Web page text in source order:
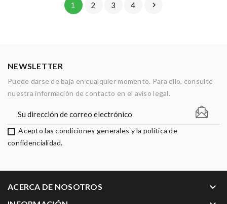
1 2 3 4 
NEWSLETTER
Puede darse de baja en cualquier momento. Para ello, consulte
nuestra información de contacto en el aviso legal.
Acepto las condiciones generales y la política de
confidencialidad.
ACERCA DE NOSOTROS keyboard_arrow_down